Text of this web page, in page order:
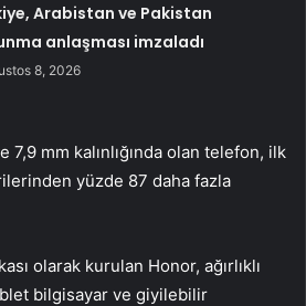
Arabistan ve Pakistan
anlaşması imzaladı
8, 2026
7,9 mm kalınlığında olan telefon, ilk
yüzde 87 daha fazla
olarak kurulan Honor, ağırlıklı
bilgisayar ve giyilebilir